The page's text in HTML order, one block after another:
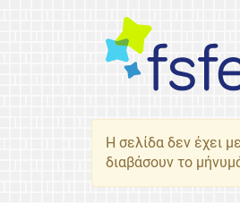
Η σελίδα δεν έχει
διαβάσουν το